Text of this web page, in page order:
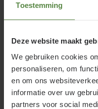
Toestemming
Deze website maakt
We gebruiken cookies
personaliseren, om
en om ons
informatie over uw
partners voor social
Snoei 2x per jaar
kunt bv in mei/juni en
geel beginnen te
sempervirens
een paar handjes
tuinplant. Geef indien
wortels niet te nat
Gerelateerde